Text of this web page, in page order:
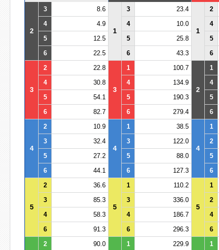
2
3 8.6
1
3 23.4
1
2
4
4.9 4 10.0
4
5
12.5 5 25.8
5
6
22.5 6 43.3 6
3
2 22.8
3
1 100.7
2
1
4
30.8 4 134.9
4
5
54.1 5 190.3
5
6
82.7 6 279.4 6
4
2 10.9
4
1 38.5
4
1
3
32.4 3 122.0
2
5
27.2 5 88.0
5
6
44.1 6 127.3 6
5
2 36.6
5
1 110.2
5
1
3
85.3 3 336.0
2
4
58.3 4 186.7
4
6
91.3 6 296.3 6
2 90.0 1 229.9
1